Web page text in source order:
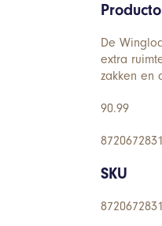
De
extra
zakken en
90.99
SKU